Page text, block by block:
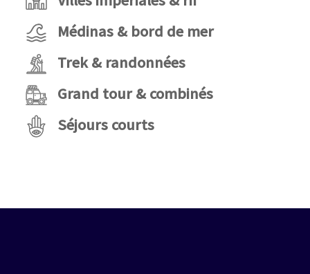
Médinas & bord de mer
Trek & randonnées
Grand tour & combinés
Séjours courts